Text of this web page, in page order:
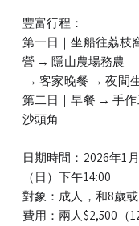
豐富行程：
第一日｜坐船往荔
營 → 隱山農場務農
→ 客家晚餐 → 夜間
第二日｜早餐 → 手
沙頭角
日期時間：2026年1
（日）下午14:00
對象：成人，和8歲
費用：兩人$2,500（